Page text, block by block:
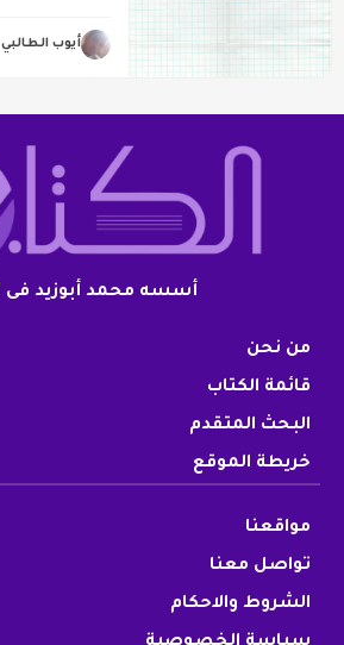
أيوب الطالبي
أسسه محمد أبوزيد فى 2007
من نحن
قائمة الكتاب
البحث المتقدم
خريطة الموقع
مواقعنا
تواصل معنا
الشروط والاحكام